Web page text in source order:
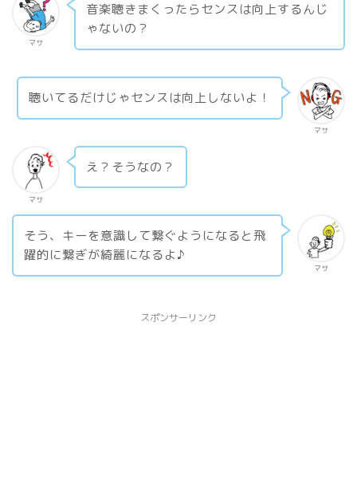
マサ
音楽聴きまくったらセンスは向上するんじ
ゃないの？
マサ
聴いてるだけじゃセンスは向上しないよ！
マサ
え？そうなの？
マサ
そう、キーを意識して繋ぐようになると飛
躍的に繋ぎが綺麗になるよ♪
スポンサーリンク